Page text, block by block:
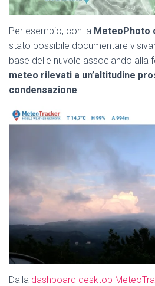
Per esempio, con la MeteoPhoto
stato possibile documentare
base delle nuvole associando alla
meteo rilevati a un’altitudine
condensazione.
Dalla dashboard desktop